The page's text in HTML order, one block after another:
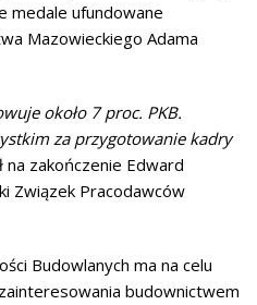
medale ufundowane
Mazowieckiego Adama
około 7 proc. PKB.
za przygotowanie kadry
na zakończenie Edward
Związek Pracodawców
Budowlanych ma na celu
budownictwem